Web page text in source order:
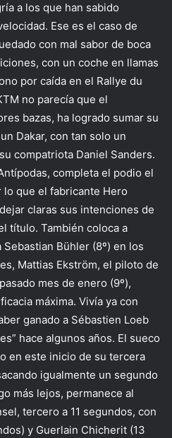
a los que han sabido
Ese es el caso de
con mal sabor de boca
con un coche en llamas
por caída en el Rallye du
no parecía que el
bazas, ha logrado sumar su
Dakar, con tan solo un
compatriota Daniel Sanders.
completa el podio el
lo que el fabricante Hero
claras sus intenciones de
título. También coloca a
Bühler (8º) en los
Mattias Ekström, el piloto de
mes de enero (9º),
máxima. Vivía ya con
ganado a Sébastien Loeb
hace algunos años. El sueco
en este inicio de su tercera
igualmente un segundo
más lejos, permanece al
tercero a 11 segundos, con
y Guerlain Chicherit (13